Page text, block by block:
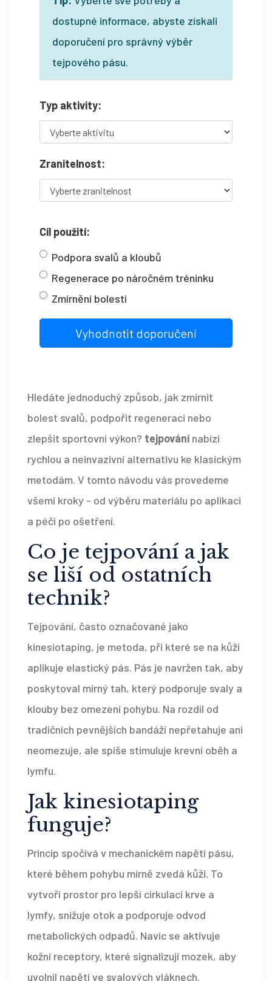
dostupné informace, abyste získali
doporučení pro správný výběr
tejpového pásu.
Typ aktivity:
Zranitelnost:
Cíl použití:
Podpora svalů a kloubů
Regenerace po náročném tréninku
Zmírnění bolesti
Vyhodnotit doporučení
Hledáte jednoduchý způsob, jak zmírnit
bolest svalů, podpořit regeneraci nebo
zlepšit sportovní výkon? tejpovánínabízí
rychlou a neinvazivní alternativu ke klasickým
metodám. V tomto návodu vás provedeme
všemi kroky - od výběru materiálu po aplikaci
a péči po ošetření.
Co je tejpování a jak
se liší od ostatních
technik?
Tejpování, často označované jako
kinesiotaping, je metoda, při které se na kůži
aplikuje elastický pás. Pás je navržen tak, aby
poskytoval mírný tah, který podporuje svaly a
klouby bez omezení pohybu. Na rozdíl od
tradičních pevnějších bandáží nepřetahuje ani
neomezuje, ale spíše stimuluje krevní oběh a
lymfu.
Jak kinesiotaping
funguje?
Princip spočívá v mechanickém napětí pásu,
které během pohybu mírně zvedá kůži. To
vytvoří prostor pro lepší cirkulaci krve a
lymfy, snižuje otok a podporuje odvod
metabolických odpadů. Navíc se aktivuje
kožní receptory, které signalizují mozek, aby
uvolnil napětí ve svalových vláknech.